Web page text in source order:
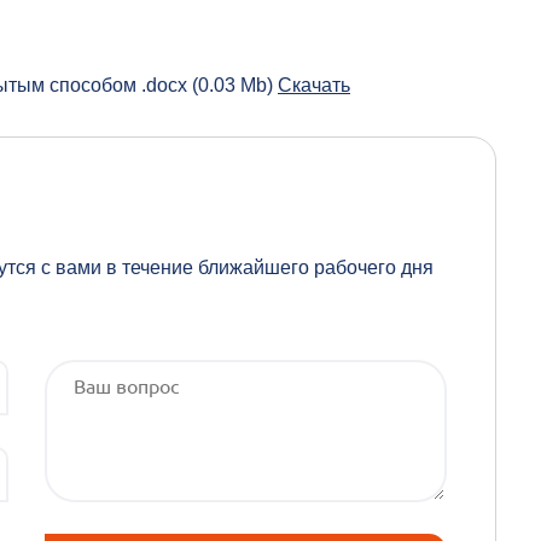
способом .docx (0.03 Mb) Скачать
с вами в течение ближайшего рабочего дня